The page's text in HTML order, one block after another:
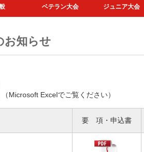
ベテラン大会 ジュニア大会
お知らせ
（Microsoft Excelでご覧ください）
要 項・申込書